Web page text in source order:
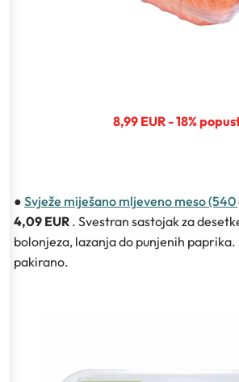
8,99 EUR - 18%
● Svježe miješano mljeveno meso (540
4,09 EUR . Svestran sastojak za
bolonjeza, lazanja do punjenih paprika.
pakirano.